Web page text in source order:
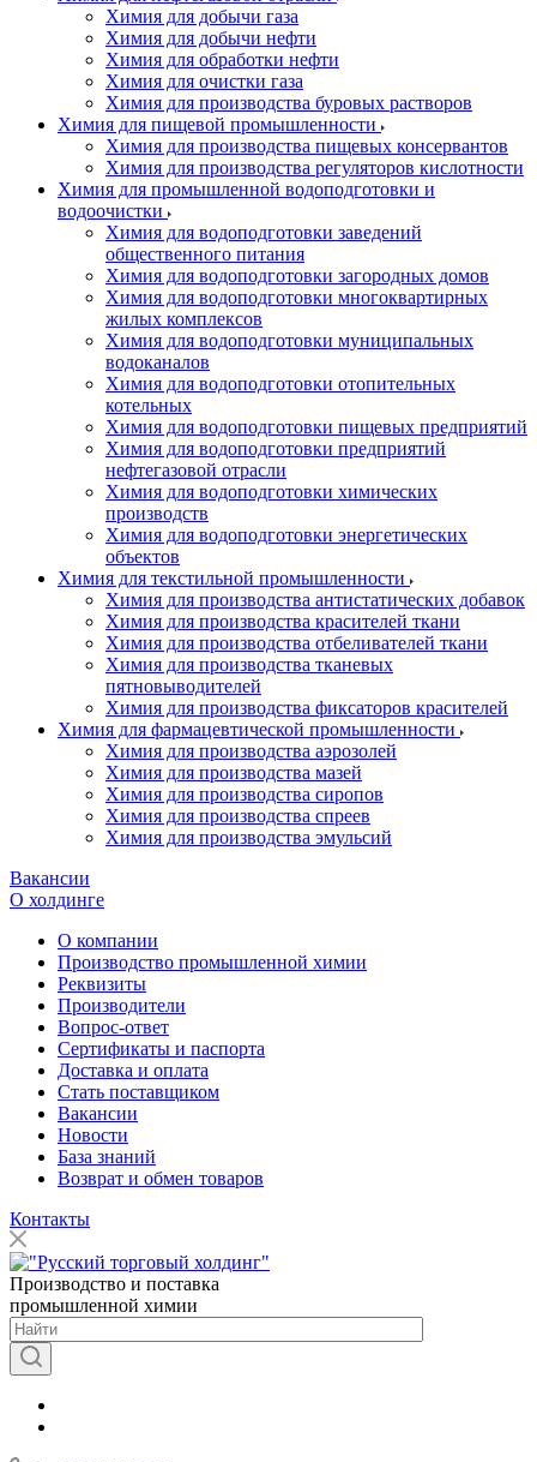
Химия для добычи газа
Химия для добычи нефти
Химия для обработки нефти
Химия для очистки газа
Химия для производства буровых растворов
Химия для пищевой промышленности
Химия для производства пищевых консервантов
Химия для производства регуляторов кислотности
Химия для промышленной водоподготовки и
водоочистки
Химия для водоподготовки заведений
общественного питания
Химия для водоподготовки загородных домов
Химия для водоподготовки многоквартирных
жилых комплексов
Химия для водоподготовки муниципальных
водоканалов
Химия для водоподготовки отопительных
котельных
Химия для водоподготовки пищевых предприятий
Химия для водоподготовки предприятий
нефтегазовой отрасли
Химия для водоподготовки химических
производств
Химия для водоподготовки энергетических
объектов
Химия для текстильной промышленности
Химия для производства антистатических добавок
Химия для производства красителей ткани
Химия для производства отбеливателей ткани
Химия для производства тканевых
пятновыводителей
Химия для производства фиксаторов красителей
Химия для фармацевтической промышленности
Химия для производства аэрозолей
Химия для производства мазей
Химия для производства сиропов
Химия для производства спреев
Химия для производства эмульсий
Вакансии
О холдинге
О компании
Производство промышленной химии
Реквизиты
Производители
Вопрос-ответ
Сертификаты и паспорта
Доставка и оплата
Стать поставщиком
Вакансии
Новости
База знаний
Возврат и обмен товаров
Контакты
Производство и поставка
промышленной химии